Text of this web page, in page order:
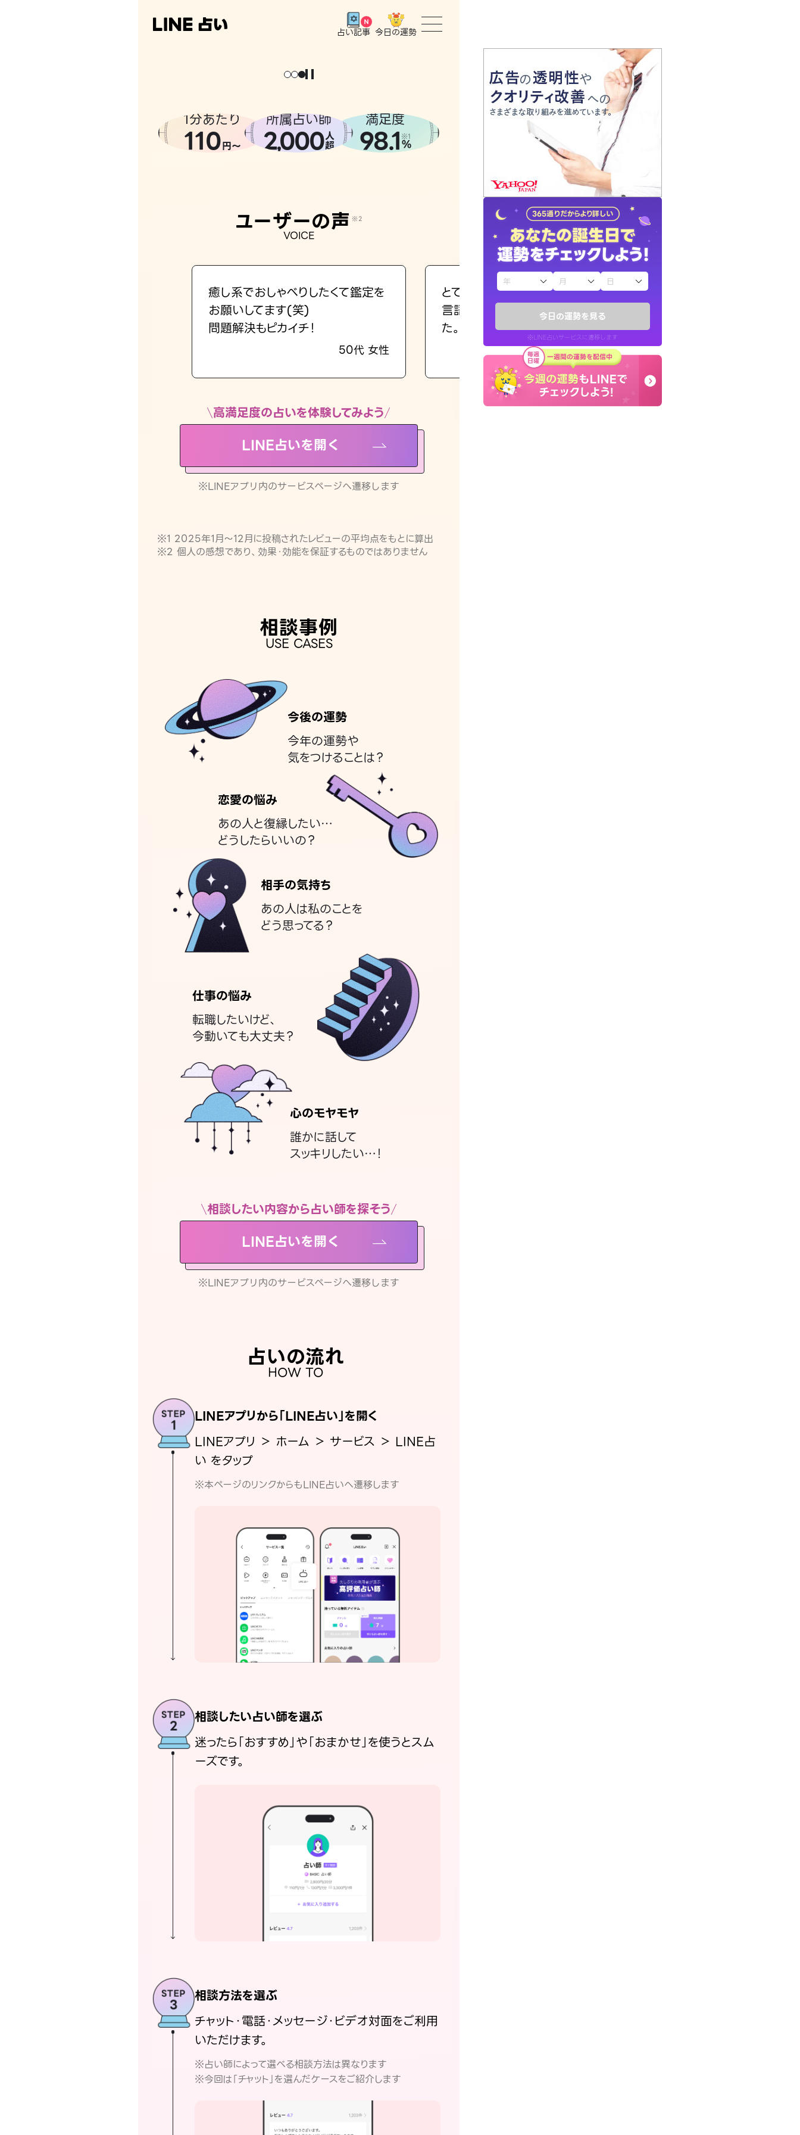
今日の運勢を見る
※LINE占いサービスに遷移します
占い記事 今日の運勢
トップ
ユーザーの声
占いの流れ
おすすめの占い師
よくある質問
えもじの子（占）12星座占い
お知らせ
1分あたり
110円〜
所属占い師
2,000人
超
満足度
98.1 ※1
%
ユーザーの声 ※2
VOICE
癒し系でおしゃべりしたくて鑑定を
お願いしてます(笑)
問題解決もピカイチ！
50代 女性
とても的確で感じていた違和感を
言語化してくれたので腑に落ちまし
た。
30代 女性
高満足度の占いを体験してみよう
LINE占いを開く
※LINEアプリ内のサービスページへ遷移します
※1 2025年1月〜12月に投稿されたレビューの平均点をもとに算出
※2 個人の感想であり、効果・効能を保証するものではありません
相談事例
USE CASES
今後の運勢
今年の運勢や
気をつけることは？
恋愛の悩み
あの人と復縁したい…
どうしたらいいの？
相手の気持ち
あの人は私のことを
どう思ってる？
仕事の悩み
転職したいけど、
今動いても大丈夫？
心のモヤモヤ
誰かに話して
スッキリしたい…！
相談したい内容から占い師を探そう
LINE占いを開く
※LINEアプリ内のサービスページへ遷移します
占いの流れ
HOW TO
LINEアプリから「LINE占い」を開く
LINEアプリ ＞ ホーム ＞ サービス ＞ LINE占
い をタップ
※本ページのリンクからもLINE占いへ遷移します
相談したい占い師を選ぶ
迷ったら「おすすめ」や「おまかせ」を使うとスム
ーズです。
相談方法を選ぶ
チャット・電話・メッセージ・ビデオ対面をご利用
いただけます。
※占い師によって選べる相談方法は異なります
※今回は「チャット」を選んだケースをご紹介します